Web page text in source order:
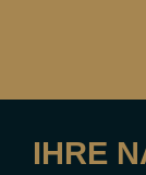
IHRE